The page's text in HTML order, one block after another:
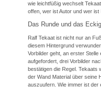
wie leichtfüßig wechselt
offen, wer ist Autor und wer ist
Das Runde und das
Ralf Tekaat ist nicht nur an
diesem Hintergrund
Vorbilder geht, an erster
aufgefordert, drei Vorbilder
bestätigen die Regel. Tekaats
der Wand Material über seine
auszuufern. Wie immer ist der